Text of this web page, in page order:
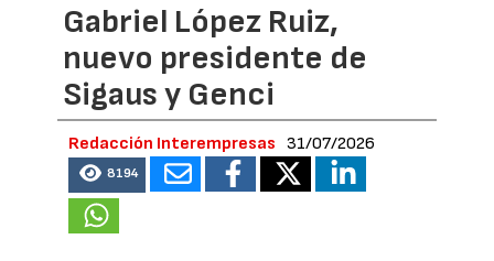
Gabriel López Ruiz,
nuevo presidente de
Sigaus y Genci
Redacción Interempresas 31/07/2026
8194